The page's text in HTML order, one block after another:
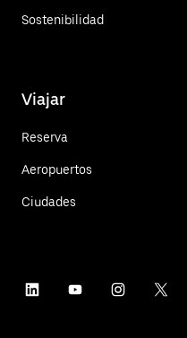
Sostenibilidad
Viajar
Reserva
Aeropuertos
Ciudades